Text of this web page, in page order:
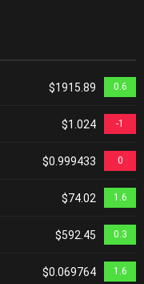
$1915.89 0.6
$1.024 -1
$0.999433 0
$74.02 1.6
$592.45 0.3
$0.069764 1.6